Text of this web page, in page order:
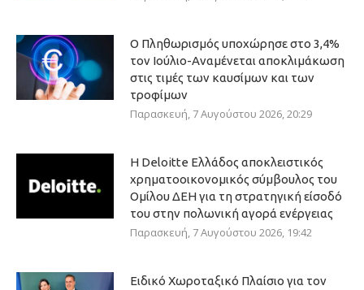
Ο Πληθωρισμός υποχώρησε στο 3,4%
τον Ιούλιο-Αναμένεται αποκλιμάκωση
στις τιμές των καυσίμων και των
τροφίμων
Παρασκευή, 7 Αυγούστου 2026, 20:29
Η Deloitte Ελλάδος αποκλειστικός
χρηματοοικονομικός σύμβουλος του
Ομίλου ΔΕΗ για τη στρατηγική είσοδό
του στην πολωνική αγορά ενέργειας
Παρασκευή, 7 Αυγούστου 2026, 19:42
Ειδικό Χωροταξικό Πλαίσιο για τον